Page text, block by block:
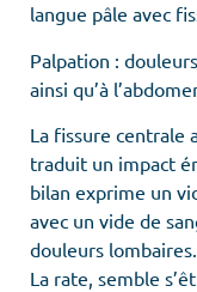
langue pâle avec
Palpation :
ainsi qu’à
La fissure centrale
traduit un impact
bilan exprime un
avec un vide de
douleurs
La rate, semble